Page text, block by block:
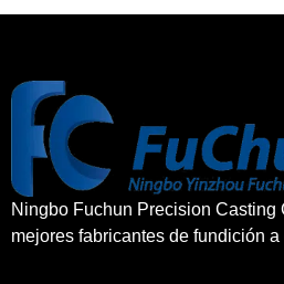
Ningbo Fuchun Precision Casting
mejores fabricantes de fundición